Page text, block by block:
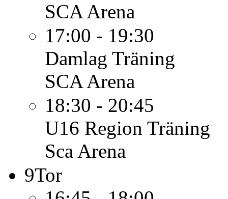
SCA Arena
17:00 - 19:30
Damlag Träning
SCA Arena
18:30 - 20:45
U16 Region Träning
Sca Arena
9Tor